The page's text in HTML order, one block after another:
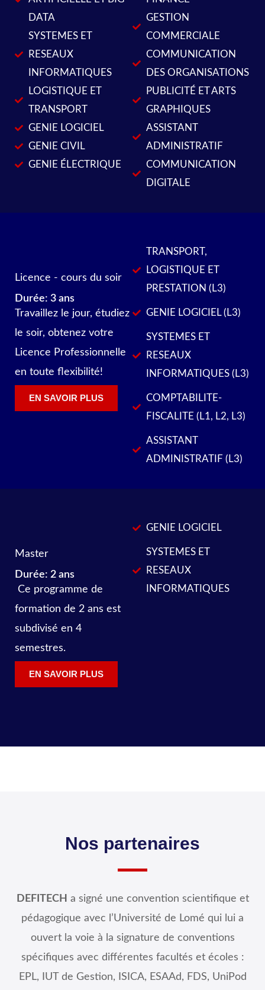
DATA
SYSTEMES ET
RESEAUX
INFORMATIQUES
LOGISTIQUE ET
TRANSPORT
GENIE LOGICIEL
GENIE CIVIL
GENIE ÉLECTRIQUE
GESTION
COMMERCIALE
COMMUNICATION
DES ORGANISATIONS
PUBLICITÉ ET ARTS
GRAPHIQUES
ASSISTANT
ADMINISTRATIF
COMMUNICATION
DIGITALE
Licence - cours du soir
Durée: 3 ans
Travaillez le jour, étudiez
le soir, obtenez votre
Licence Professionnelle
en toute flexibilité!
EN SAVOIR PLUS
TRANSPORT,
LOGISTIQUE ET
PRESTATION (L3)
GENIE LOGICIEL (L3)
SYSTEMES ET
RESEAUX
INFORMATIQUES (L3)
COMPTABILITE-
FISCALITE (L1, L2, L3)
ASSISTANT
ADMINISTRATIF (L3)
Master
Durée: 2 ans
Ce programme de
formation de 2 ans est
subdivisé en 4
semestres.
EN SAVOIR PLUS
GENIE LOGICIEL
SYSTEMES ET
RESEAUX
INFORMATIQUES
Nos partenaires
DEFITECH a signé une convention scientifique et
pédagogique avec l’Université de Lomé qui lui a
ouvert la voie à la signature de conventions
spécifiques avec différentes facultés et écoles :
EPL, IUT de Gestion, ISICA, ESAAd, FDS, UniPod